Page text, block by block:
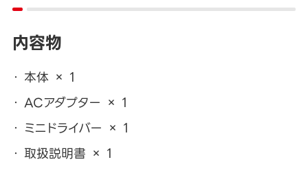
内容物
本体 × 1
ACアダプター × 1
ミニドライバー × 1
取扱説明書 × 1